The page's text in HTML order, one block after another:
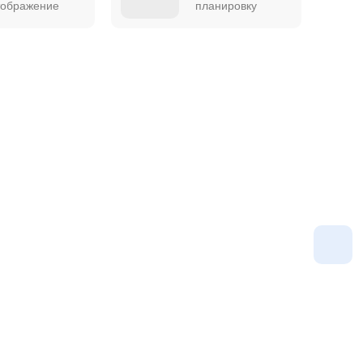
планировку